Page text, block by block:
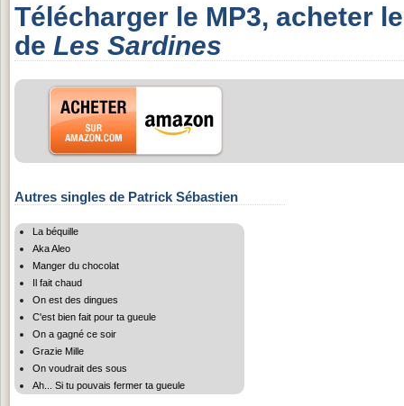
Télécharger le MP3, acheter
de Les Sardines
Autres singles de Patrick Sébastien
La béquille
Aka Aleo
Manger du chocolat
Il fait chaud
On est des dingues
C'est bien fait pour ta gueule
On a gagné ce soir
Grazie Mille
On voudrait des sous
Ah... Si tu pouvais fermer ta gueule